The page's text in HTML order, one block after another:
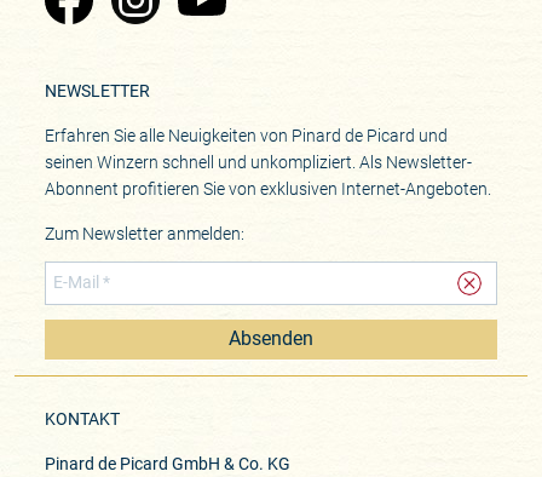
NEWSLETTER
Erfahren Sie alle Neuigkeiten von Pinard de Picard und
seinen Winzern schnell und unkompliziert. Als Newsletter-
Abonnent profitieren Sie von exklusiven Internet-Angeboten.
Zum Newsletter anmelden:
Absenden
KONTAKT
Pinard de Picard GmbH & Co. KG